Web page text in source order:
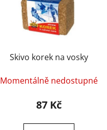
Skivo korek na vosky
Momentálně nedostupné
87 Kč